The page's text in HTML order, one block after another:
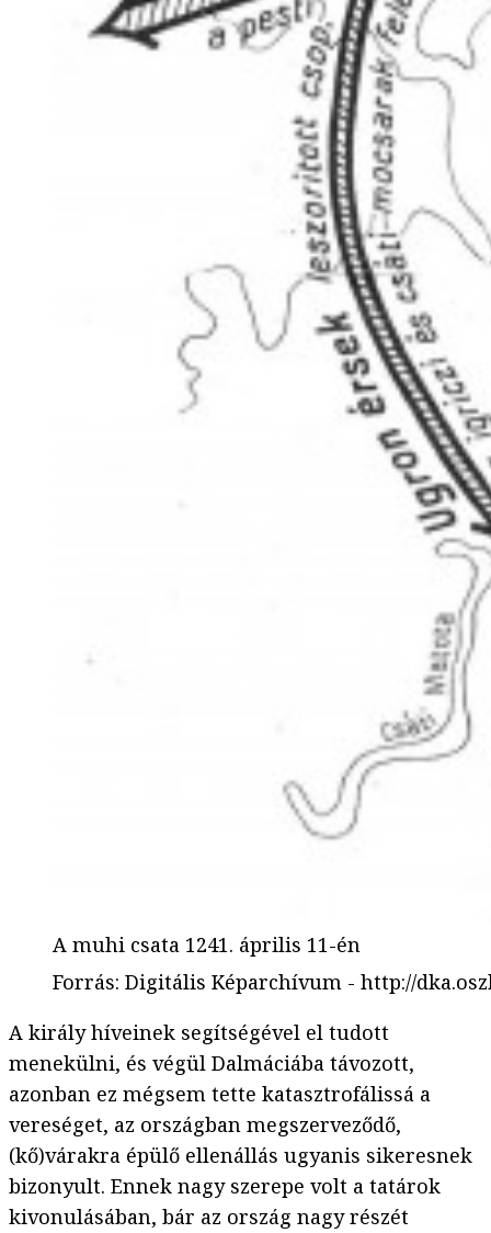
A muhi csata 1241. április 11-én
Forrás: Digitális Képarchívum - http://
A király híveinek segítségével el tudott
menekülni, és végül Dalmáciába távozott,
azonban ez mégsem tette katasztrofálissá a
vereséget, az országban megszerveződő,
(kő)várakra épülő ellenállás ugyanis sikeresnek
bizonyult. Ennek nagy szerepe volt a tatárok
kivonulásában, bár az ország nagy részét